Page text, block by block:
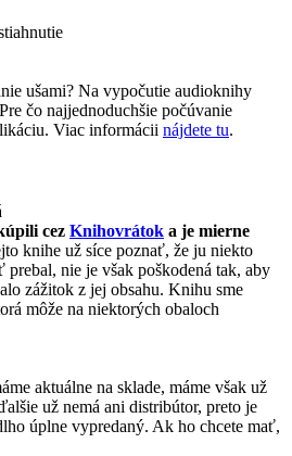
ušami? Na vypočutie audioknihy
čo najjednoduchšie počúvanie
Viac informácii nájdete tu.
cez Knihovrátok a je mierne
knihe už síce poznať, že ju niekto
nie je však poškodená tak, aby
zážitok z jej obsahu. Knihu sme
môže na niektorých obaloch
aktuálne na sklade, máme však už
už nemá ani distribútor, preto je
úplne vypredaný. Ak ho chcete mať,